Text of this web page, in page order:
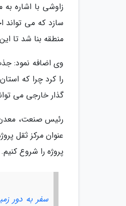
سازد که می تواند
منطقه بنا شد تا
وی اضافه نمود:
را کرد چرا که
گذار خارجی می
رئیس صنعت، معدن
عنوان مرکز ثقل
پروژه را شروع کنیم.
سفر به دور